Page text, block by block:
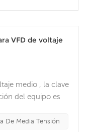
VFD de voltaje
medio , la clave
del equipo es
los peligros
De Media Tensión